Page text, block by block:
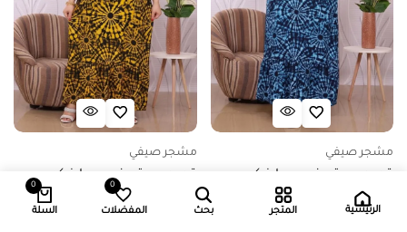
مشجر صيفي
قميص بيتي فري سايز كود
0840 – ازرق
5.000 د.ك
مشجر صيفي
قميص بيتي فري سايز كود
0840 – اصفر
الرئيسية المتجر بحث
0
المفضلات
0
السلة